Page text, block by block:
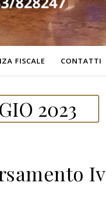
FISCALE CONTATTI
2023